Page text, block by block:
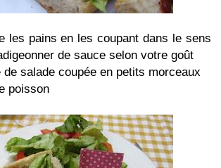
les pains en les coupant dans le sens
de sauce selon votre goût
salade coupée en petits morceaux
poisson